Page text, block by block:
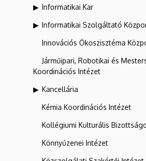
Informatikai Kar
Informatikai Szolgáltató
Innovációs Ökoszisztéma
Járműipari, Robotikai és
Koordinációs Intézet
Kancellária
Kémia Koordinációs Intézet
Kollégiumi Kulturális
Könnyűzenei Intézet